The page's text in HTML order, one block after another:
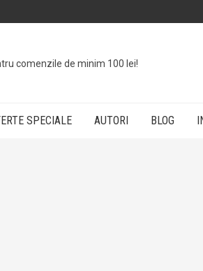
comenzile de minim 100 lei!
SPECIALE AUTORI BLOG